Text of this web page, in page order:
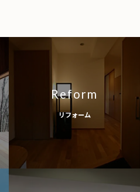
Reform
リフォーム